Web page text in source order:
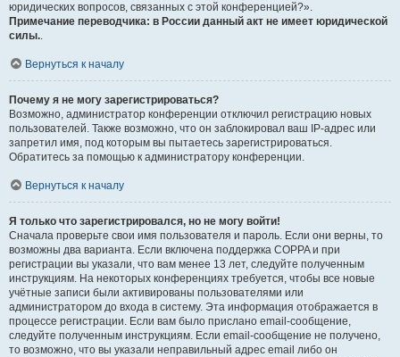
юридических вопросов, связанных с этой конференцией?».
Примечание переводчика: в России данный акт не имеет юридической
силы..
Вернуться к началу
Почему я не могу зарегистрироваться?
Возможно, администратор конференции отключил регистрацию новых
пользователей. Также возможно, что он заблокировал ваш IP-адрес или
запретил имя, под которым вы пытаетесь зарегистрироваться.
Обратитесь за помощью к администратору конференции.
Вернуться к началу
Я только что зарегистрировался, но не могу войти!
Сначала проверьте свои имя пользователя и пароль. Если они верны, то
возможны два варианта. Если включена поддержка COPPA и при
регистрации вы указали, что вам менее 13 лет, следуйте полученным
инструкциям. На некоторых конференциях требуется, чтобы все новые
учётные записи были активированы пользователями или
администратором до входа в систему. Эта информация отображается в
процессе регистрации. Если вам было прислано email-сообщение,
следуйте полученным инструкциям. Если email-сообщение не получено,
то возможно, что вы указали неправильный адрес email либо он